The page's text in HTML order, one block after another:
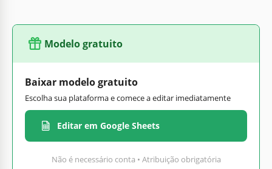
Modelo gratuito
Baixar modelo gratuito
Escolha sua plataforma e comece a editar imediatamente
Editar em Google Sheets
Não é necessário conta • Atribuição obrigatória